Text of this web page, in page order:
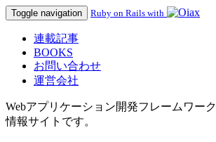
Toggle navigation Ruby on Rails with
連載記事
BOOKS
お問い合わせ
運営会社
Webアプリケーション開発フレームワーク
情報サイトです。